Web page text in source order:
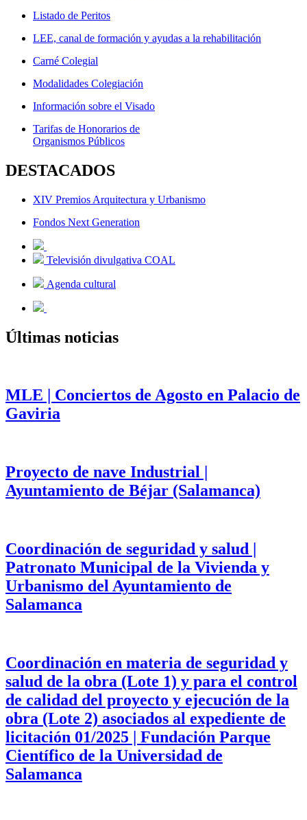
Listado de Peritos
LEE, canal de formación y ayudas a la rehabilitación
Carné Colegial
Modalidades Colegiación
Información sobre el Visado
Tarifas de Honorarios de
Organismos Públicos
DESTACADOS
XIV Premios Arquitectura y Urbanismo
Fondos Next Generation
Televisión divulgativa COAL
Agenda cultural
Últimas noticias
MLE | Conciertos de Agosto en Palacio de
Gaviria
Proyecto de nave Industrial |
Ayuntamiento de Béjar (Salamanca)
Coordinación de seguridad y salud |
Patronato Municipal de la Vivienda y
Urbanismo del Ayuntamiento de
Salamanca
Coordinación en materia de seguridad y
salud de la obra (Lote 1) y para el control
de calidad del proyecto y ejecución de la
obra (Lote 2) asociados al expediente de
licitación 01/2025 | Fundación Parque
Científico de la Universidad de
Salamanca